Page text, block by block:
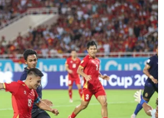
văn hóa xuất sắc và Doanh nghiệp
vững 2014. (Nguồn: VietinBank)
đã diễn ra lễ tôn vinh
xuất sắc thời kỳ đổi mới và